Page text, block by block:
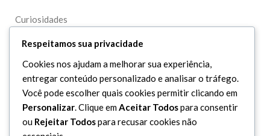
Curiosidades
Respeitamos sua privacidade
Cookies nos ajudam a melhorar sua experiência,
entregar conteúdo personalizado e analisar o tráfego.
Você pode escolher quais cookies permitir clicando em
Personalizar. Clique emAceitar Todospara consentir
ou Rejeitar Todospara recusar cookies não